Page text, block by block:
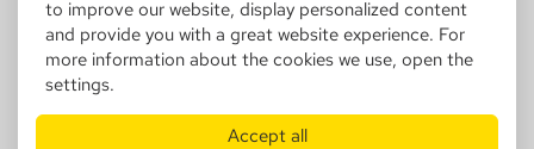
to improve our website, display personalized content
and provide you with a great website experience. For
more information about the cookies we use, open the
settings.
Accept all
zahlreichen Windaschenbecher in unserem Portfolio sind perfekt
für das genüßliche Rauchen im Freien angepasst und verhindern
das Verblasen von Asche und Glut durch Wind zuverlässig.
Zigarrenaschenbecher, Pfeifenaschenbecher und diverse andere
Arten von Aschenbechern runden unser Sortiment ab.